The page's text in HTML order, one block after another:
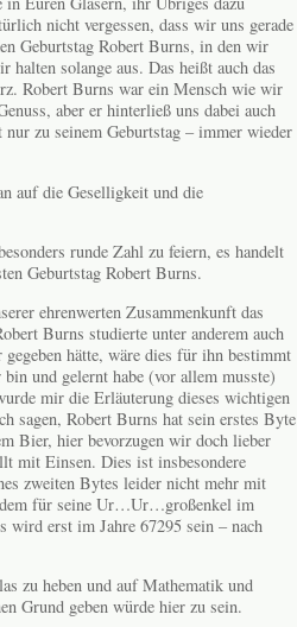
nicht vergessen, dass wir uns gerade
Geburtstag Robert Burns, in den wir
solange aus. Das heißt auch das
Robert Burns war ein Mensch wie wir
aber er hinterließ uns dabei auch
zu seinem Geburtstag – immer wieder
auf die Geselligkeit und die
runde Zahl zu feiern, es handelt
Geburtstag Robert Burns.
ehrenwerten Zusammenkunft das
Burns studierte unter anderem auch
hätte, wäre dies für ihn bestimmt
und gelernt habe (vor allem musste)
mir die Erläuterung dieses wichtigen
sagen, Robert Burns hat sein erstes Byte
Bier, hier bevorzugen wir doch lieber
mit Einsen. Dies ist insbesondere
zweiten Bytes leider nicht mehr mit
für seine Ur…Ur…großenkel im
wird erst im Jahre 67295 sein – nach
zu heben und auf Mathematik und
Grund geben würde hier zu sein.